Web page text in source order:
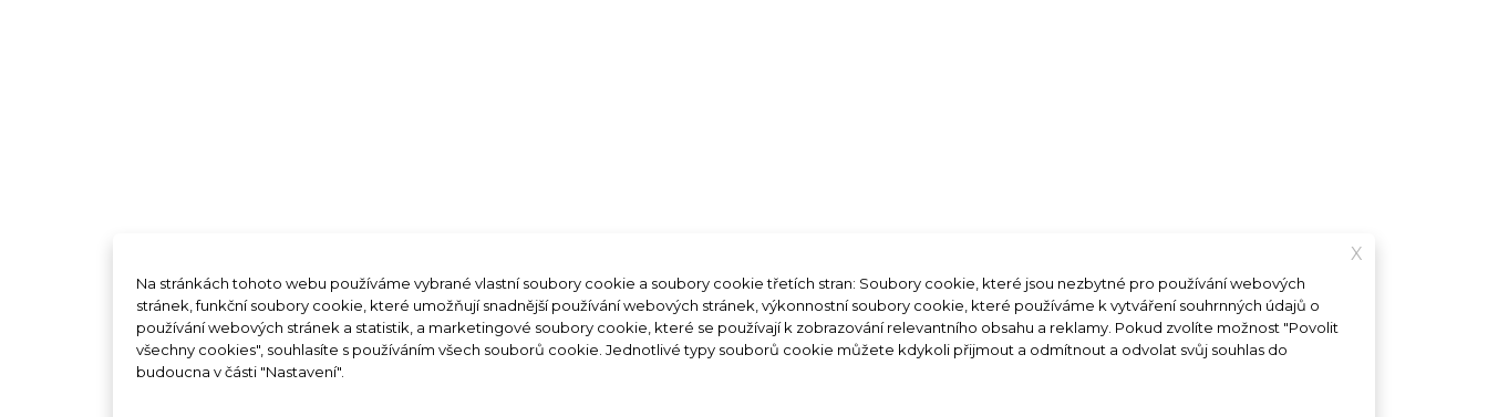
X
Na stránkách tohoto webu používáme vybrané vlastní soubory cookie a soubory cookie třetích stran: Soubory cookie, které jsou nezbytné pro používání webových
stránek, funkční soubory cookie, které umožňují snadnější používání webových stránek, výkonnostní soubory cookie, které používáme k vytváření souhrnných údajů o
používání webových stránek a statistik, a marketingové soubory cookie, které se používají k zobrazování relevantního obsahu a reklamy. Pokud zvolíte možnost "Povolit
všechny cookies", souhlasíte s používáním všech souborů cookie. Jednotlivé typy souborů cookie můžete kdykoli přijmout a odmítnout a odvolat svůj souhlas do
budoucna v části "Nastavení".